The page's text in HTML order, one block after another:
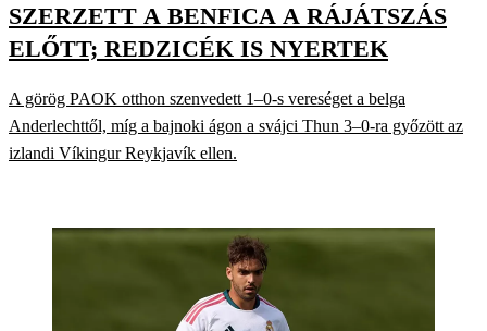
SZERZETT A BENFICA A RÁJÁTSZÁS
ELŐTT; REDZICÉK IS NYERTEK
A görög PAOK otthon szenvedett 1–0-s vereséget a belga
Anderlechttől, míg a bajnoki ágon a svájci Thun 3–0-ra győzött az
izlandi Víkingur Reykjavík ellen.